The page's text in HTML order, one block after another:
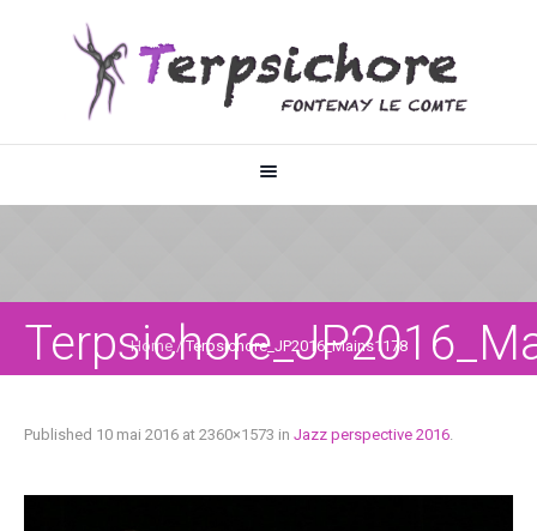
Home /Terpsichore_JP2016_Mains1178
Published 10 mai 2016 at 2360×1573 in Jazz perspective 2016.